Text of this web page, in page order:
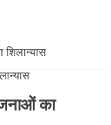
शिलान्यास
का